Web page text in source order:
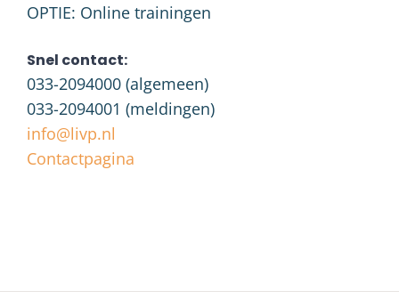
OPTIE: Online trainingen
Snel contact:
033-2094000 (algemeen)
033-2094001 (meldingen)
info@livp.nl
Contactpagina